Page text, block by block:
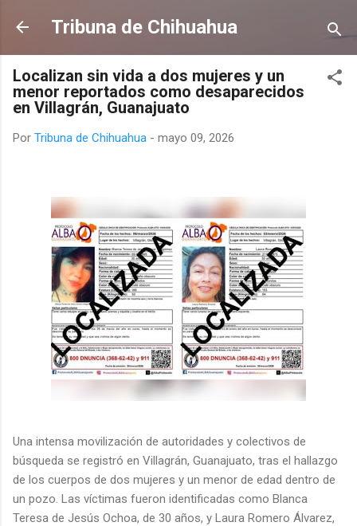
Ir al contenido principal
Tribuna de Chihuahua
Localizan sin vida a dos mujeres y un
menor reportados como desaparecidos
en Villagrán, Guanajuato
Por Tribuna de Chihuahua - mayo 09, 2026
Una intensa movilización de autoridades y colectivos de
búsqueda se registró en Villagrán, Guanajuato, tras el hallazgo
de los cuerpos de dos mujeres y un menor de edad dentro de
un pozo. Las víctimas fueron identificadas como Blanca
Teresa de Jesús Ochoa, de 30 años, y Laura Romero Álvarez,